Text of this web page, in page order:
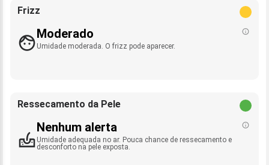
Frizz
Moderado
Umidade moderada. O frizz pode aparecer.
Ressecamento da Pele
Nenhum alerta
Umidade adequada no ar. Pouca chance de ressecamento e
desconforto na pele exposta.